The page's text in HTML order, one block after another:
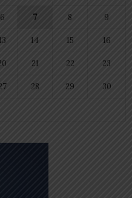
6 7 8 9
14 15 16
21 22 23
28 29 30